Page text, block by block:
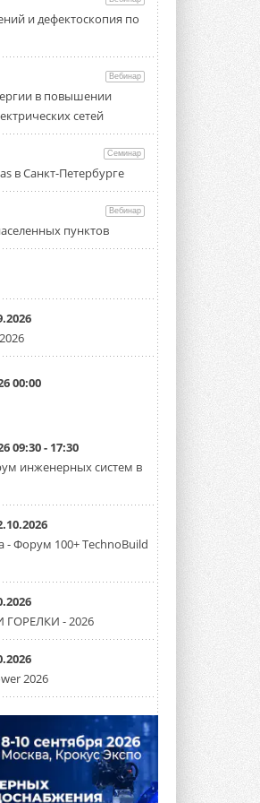
укрепляет
за Уралом
землячества в
Тимошенко посетил
чиллер AquaEdge
новую версию,
на хладагенте R1234ze ...
расширяет
систем
для ЦОД
использование
инверторов
года Федеральная
перечень Covered ...
устанавливать
панели в МКД
снимается запрет на
в многоквартирных ...
вентиляторы с ЕС-
Sysimple TRS EC
Системэйр —
канальный ...
окон: как выбрать
не
после первой
о краске для окон ...
представила
консольных
гидравлика
и дефектоскопия по
Вебинар
в повышении
сетей
Семинар
в Санкт-Петербурге
Вебинар
пунктов
00:00
09:30 - 17:30
инженерных систем в
- Форум 100+ TechnoBuild
ГОРЕЛКИ - 2026
2026